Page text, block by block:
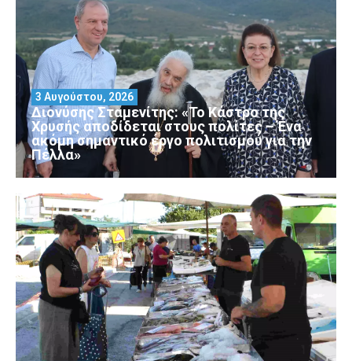
Διονύσης Σταμενίτης: «Το Κάστρο της
Χρυσής αποδίδεται στους πολίτες – Ένα
ακόμη σημαντικό έργο πολιτισμού για την
Πέλλα»
3 Αυγούστου, 2026